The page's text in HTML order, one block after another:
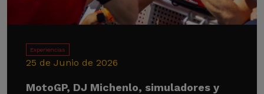
Experiencias
25 de Junio de 2026
MotoGP, DJ Michenlo, simuladores y